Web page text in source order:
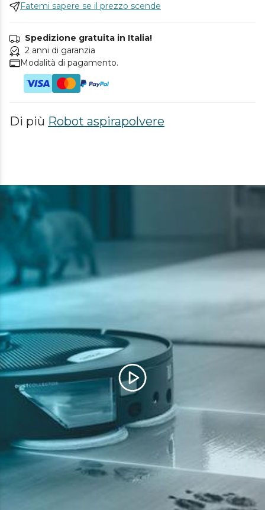
Fatemi sapere se il prezzo scende
Spedizione gratuita in Italia!
2 anni di garanzia
Modalità di pagamento.
Di più Robot aspirapolvere